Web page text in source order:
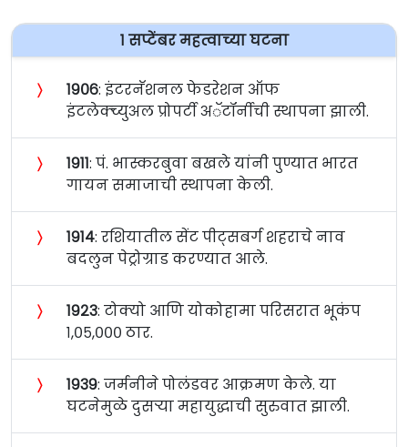
१ सप्टेंबर महत्वाच्या घटना
〉 १९०६: इंटरनॅशनल फेडरेशन ऑफ
इंटलेक्च्युअल प्रोपर्टी अॅटॉर्नीची स्थापना झाली.
〉 १९११: पं. भास्करबुवा बखले यांनी पुण्यात भारत
गायन समाजाची स्थापना केली.
〉 १९१४: रशियातील सेंट पीट्सबर्ग शहराचे नाव
बदलुन पेट्रोग्राड करण्यात आले.
〉 १९२३: टोक्यो आणि योकोहामा परिसरात भूकंप
१,०५,००० ठार.
〉 १९३९: जर्मनीने पोलंडवर आक्रमण केले. या
घटनेमुळे दुसर्‍या महायुद्धाची सुरुवात झाली.